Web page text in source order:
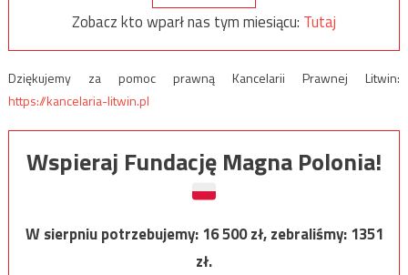
Zobacz kto wparł nas tym miesiącu: Tutaj
Dziękujemy za pomoc prawną Kancelarii Prawnej Litwin:
https://kancelaria-litwin.pl
Wspieraj Fundację Magna Polonia!
W sierpniu potrzebujemy:16 500zł, zebraliśmy:1351
zł.